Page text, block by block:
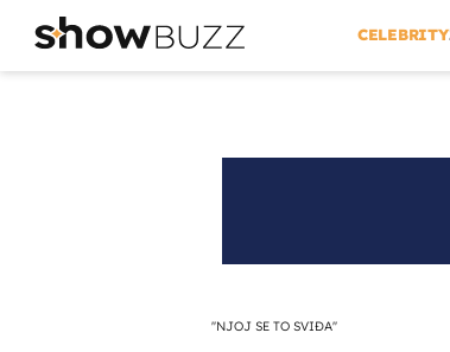
CELEBRITY
''NJOJ SE TO SVIĐA''